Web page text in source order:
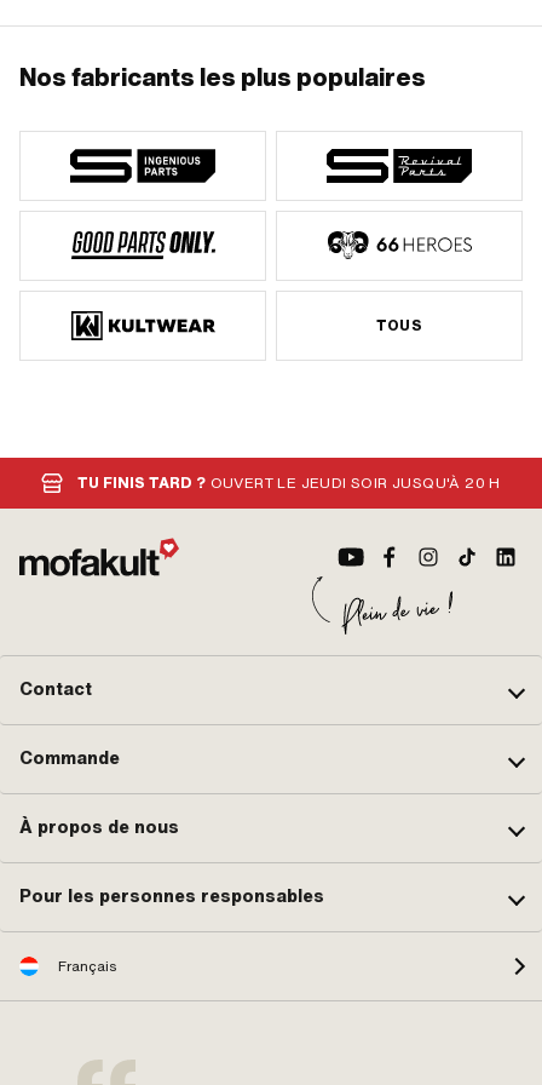
Nos fabricants les plus populaires
TOUS
TU FINIS TARD ? OUVERT LE JEUDI SOIR JUSQU'À 20 H
Contact
Commande
À propos de nous
Pour les personnes responsables
Français